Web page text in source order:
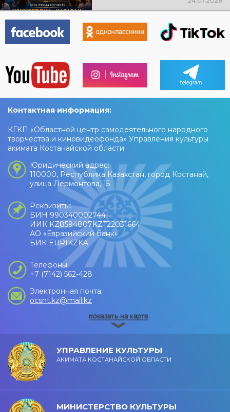
ждут любимые песни, живая
музыка, яркие эмоции и
праздничное настроение!
Контактная информация:
КГКП «Областной центр самодеятельного народного
творчества и киновидеофонда» Управления культуры
акимата Костанайской области
Юридический адрес:
110000, Республика Казахстан, город Костанай,
улица Лермонтова, 15
Реквизиты:
БИН 990340002744
ИИК KZ8594807KZT22031664
АО «Евразийский банк»
БИК EURIKZKA
Телефоны:
+7 (7142) 562-428
Электронная почта:
ocsnt.kz@mail.kz
УПРАВЛЕНИЕ КУЛЬТУРЫ
АКИМАТА КОСТАНАЙСКОЙ ОБЛАСТИ
МИНИСТЕРСТВО КУЛЬТУРЫ